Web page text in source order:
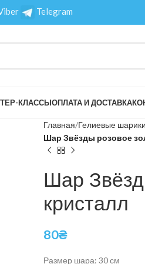
Telegram
КЛАССЫОПЛАТА И ДОСТАВКА
Главная Гелиевые шарики
Шар Звёзды розовое
Шар
кристалл
80₴
Размер шара: 30 см